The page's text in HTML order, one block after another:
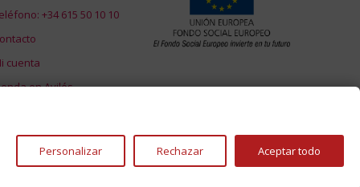
+34 615 50 10 10
cuenta
en Avilés
Personalizar Rechazar Aceptar todo